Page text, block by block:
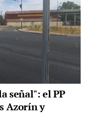
señal": el PP
Azorín y